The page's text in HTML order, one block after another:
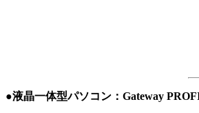
●液晶一体型パソコン：Gateway